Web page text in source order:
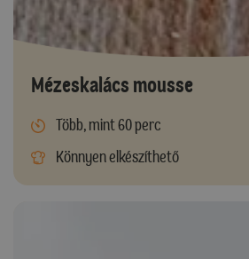
Mézeskalács mousse
Több, mint 60 perc
Könnyen elkészíthető